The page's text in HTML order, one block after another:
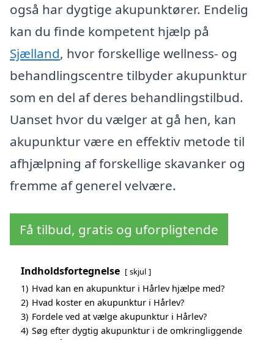
også har dygtige akupunktører. Endelig
kan du finde kompetent hjælp på
Sjælland, hvor forskellige wellness- og
behandlingscentre tilbyder akupunktur
som en del af deres behandlingstilbud.
Uanset hvor du vælger at gå hen, kan
akupunktur være en effektiv metode til
afhjælpning af forskellige skavanker og
fremme af generel velvære.
Få tilbud, gratis og uforpligtende
Indholdsfortegnelse skjul
1) Hvad kan en akupunktur i Hårlev hjælpe med?
2) Hvad koster en akupunktur i Hårlev?
3) Fordele ved at vælge akupunktur i Hårlev?
4) Søg efter dygtig akupunktur i de omkringliggende